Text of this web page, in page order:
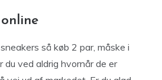
så køb 2 par, måske i
du ved aldrig hvornår de er